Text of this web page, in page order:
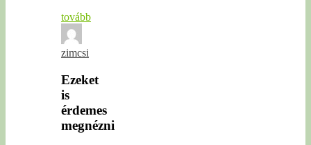
tovább
zimcsi
Ezeket
is
érdemes
megnézni